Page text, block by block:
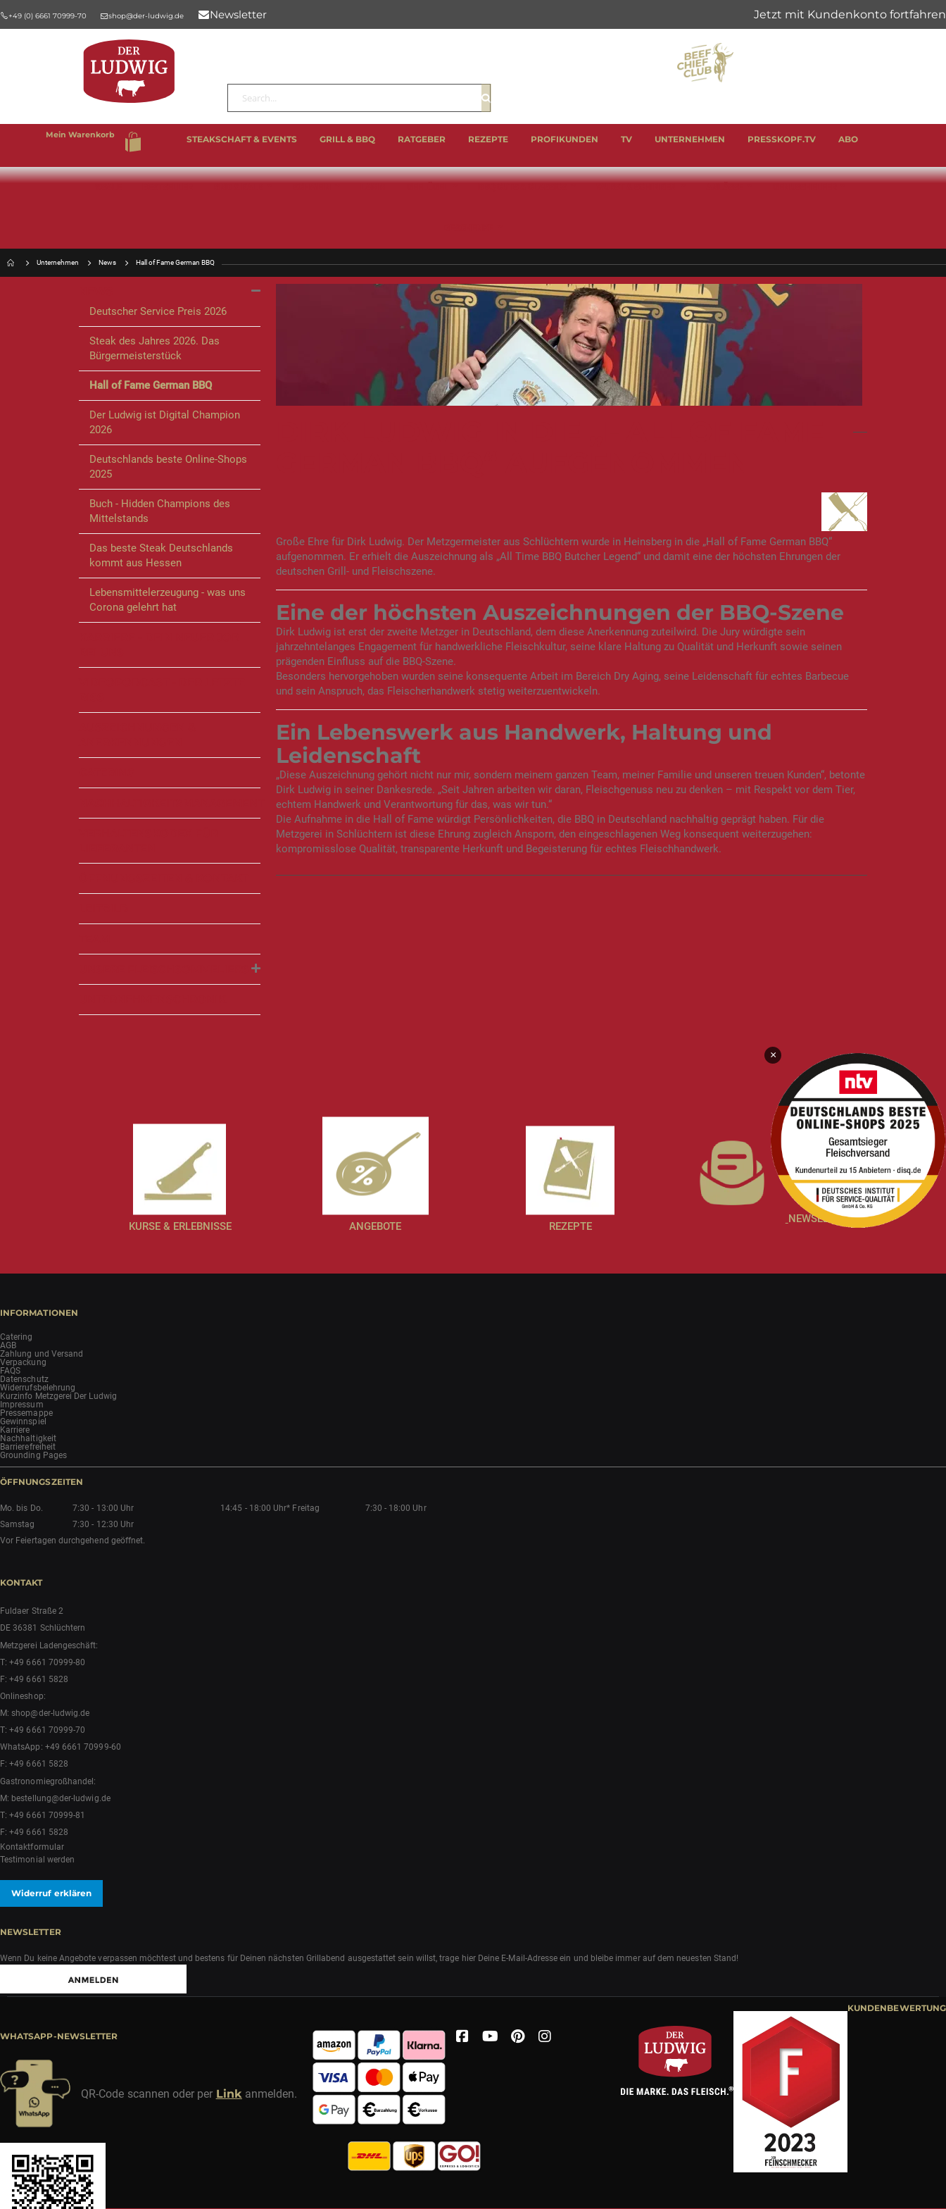
+49 (0) 6661 70999-70 shop@der-ludwig.de Newsletter
Mein Warenkorb
Suche
Suche
STEAKSCHAFT & EVENTS GRILL & BBQ RATGEBER REZEPTE PROFIKUNDEN TV UNTERNEHMEN PRESSKOPF.TV ABO
Unternehmen News Hall of Fame German BBQ
Große Ehre für Dirk Ludwig. Der Metzgermeister aus Schlüchtern wurde in Heinsberg in die „Hall of Fame German BBQ“
aufgenommen. Er erhielt die Auszeichnung als „All Time BBQ Butcher Legend“ und damit eine der höchsten Ehrungen der
deutschen Grill- und Fleischszene.
Eine der höchsten Auszeichnungen der BBQ-Szene
Dirk Ludwig ist erst der zweite Metzger in Deutschland, dem diese Anerkennung zuteilwird. Die Jury würdigte sein
jahrzehntelanges Engagement für handwerkliche Fleischkultur, seine klare Haltung zu Qualität und Herkunft sowie seinen
prägenden Einfluss auf die BBQ-Szene.
Besonders hervorgehoben wurden seine konsequente Arbeit im Bereich Dry Aging, seine Leidenschaft für echtes Barbecue
und sein Anspruch, das Fleischerhandwerk stetig weiterzuentwickeln.
Ein Lebenswerk aus Handwerk, Haltung und
Leidenschaft
„Diese Auszeichnung gehört nicht nur mir, sondern meinem ganzen Team, meiner Familie und unseren treuen Kunden“, betonte
Dirk Ludwig in seiner Dankesrede. „Seit Jahren arbeiten wir daran, Fleischgenuss neu zu denken – mit Respekt vor dem Tier,
echtem Handwerk und Verantwortung für das, was wir tun.“
Die Aufnahme in die Hall of Fame würdigt Persönlichkeiten, die BBQ in Deutschland nachhaltig geprägt haben. Für die
Metzgerei in Schlüchtern ist diese Ehrung zugleich Ansporn, den eingeschlagenen Weg konsequent weiterzugehen:
kompromisslose Qualität, transparente Herkunft und Begeisterung für echtes Fleischhandwerk.
Deutscher Service Preis 2026
Steak des Jahres 2026. Das
Bürgermeisterstück
Hall of Fame German BBQ
Der Ludwig ist Digital Champion
2026
Deutschlands beste Online-Shops
2025
Buch - Hidden Champions des
Mittelstands
Das beste Steak Deutschlands
kommt aus Hessen
Lebensmittelerzeugung - was uns
Corona gelehrt hat
KURSE & ERLEBNISSE ANGEBOTE REZEPTE
NEWSLETTER
INFORMATIONEN
Catering
AGB
Zahlung und Versand
Verpackung
FAQS
Datenschutz
Widerrufsbelehrung
Kurzinfo Metzgerei Der Ludwig
Impressum
Pressemappe
Gewinnspiel
Karriere
Nachhaltigkeit
Barrierefreiheit
Grounding Pages
ÖFFNUNGSZEITEN
Mo. bis Do. 7:30 - 13:00 Uhr 14:45 - 18:00 Uhr* Freitag
7:30 - 18:00 Uhr
Samstag
7:30 - 12:30 Uhr
Vor Feiertagen durchgehend geöffnet.
KONTAKT
Fuldaer Straße 2
DE 36381 Schlüchtern
Metzgerei Ladengeschäft:
T:+49 6661 70999-80
F: +49 6661 5828
Onlineshop:
M:shop@der-ludwig.de
T:+49 6661 70999-70
WhatsApp: +49 6661 70999-60
F: +49 6661 5828
Gastronomiegroßhandel:
M: bestellung@der-ludwig.de
T:+49 6661 70999-81
F: +49 6661 5828
Kontaktformular
Testimonial werden
Widerruf erklären
NEWSLETTER
Wenn Du keine Angebote verpassen möchtest und bestens für Deinen nächsten Grillabend ausgestattet sein willst, trage hier Deine E-Mail-Adresse ein und bleibe immer auf dem neuesten Stand!
WHATSAPP-NEWSLETTER
QR-Code scannen oder per Linkanmelden.
KUNDENBEWERTUNG
×